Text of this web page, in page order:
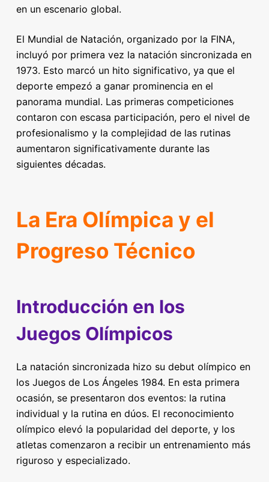
en un escenario global.
El Mundial de Natación, organizado por la FINA,
incluyó por primera vez la natación sincronizada en
1973. Esto marcó un hito significativo, ya que el
deporte empezó a ganar prominencia en el
panorama mundial. Las primeras competiciones
contaron con escasa participación, pero el nivel de
profesionalismo y la complejidad de las rutinas
aumentaron significativamente durante las
siguientes décadas.
La Era Olímpica y el
Progreso Técnico
Introducción en los
Juegos Olímpicos
La natación sincronizada hizo su debut olímpico en
los Juegos de Los Ángeles 1984. En esta primera
ocasión, se presentaron dos eventos: la rutina
individual y la rutina en dúos. El reconocimiento
olímpico elevó la popularidad del deporte, y los
atletas comenzaron a recibir un entrenamiento más
riguroso y especializado.